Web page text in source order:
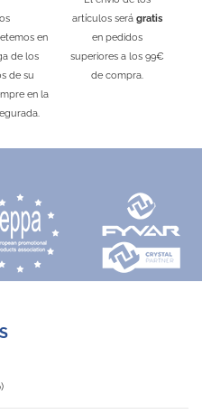
en
de los
de su
en la
artículos será gratis
en pedidos
superiores a los 99€
de compra.